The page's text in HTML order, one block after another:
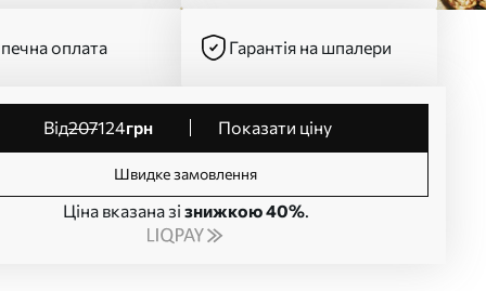
оплата Гарантія на шпалери
від207124грн Показати ціну
Швидке замовлення
Ціна вказана зі знижкою 40%.